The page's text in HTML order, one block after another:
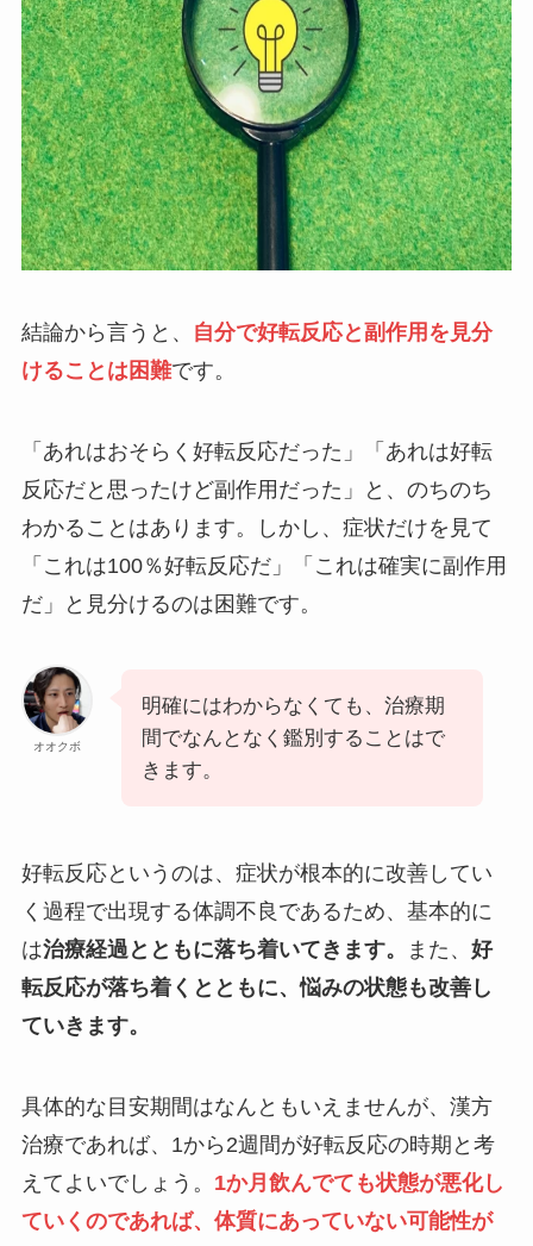
結論から言うと、
自分で好転反応と副作用を見分
けることは困難です。
「あれはおそらく好転反応だった」「あれは好転
反応だと思ったけど副作用だった」と、のちのち
わかることはあります。しかし、症状だけを見て
「これは100％好転反応だ」「これは確実に副作用
だ」と見分けるのは困難です。
オオクボ
明確にはわからなくても、治療期
間でなんとなく鑑別することはで
きます。
好転反応というのは、症状が根本的に改善してい
く過程で出現する体調不良であるため、基本的に
は治療経過とともに落ち着いてきます。 また、 好
転反応が落ち着くとともに、悩みの状態も改善し
ていきます。
具体的な目安期間はなんともいえませんが、漢方
治療であれば、1から2週間が好転反応の時期と考
えてよいでしょう。 1か月飲んでても状態が悪化し
ていくのであれば、体質にあっていない可能性が